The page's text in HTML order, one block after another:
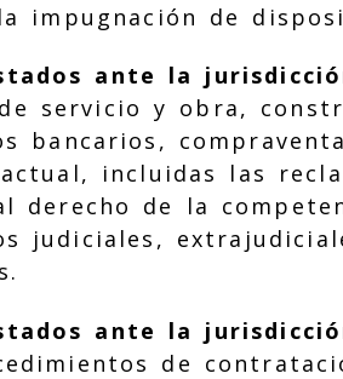
impugnación de
ante la
servicio y obra,
bancarios,
incluidas las
derecho de la
judiciales,
ante la
de